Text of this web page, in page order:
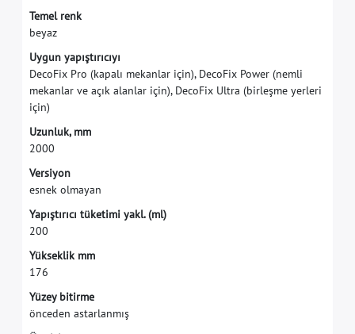
Temel renk
beyaz
Uygun yapıştırıcıyı
DecoFix Pro (kapalı mekanlar için), DecoFix Power (nemli
mekanlar ve açık alanlar için), DecoFix Ultra (birleşme yerleri
için)
Uzunluk, mm
2000
Versiyon
esnek olmayan
Yapıştırıcı tüketimi yakl. (ml)
200
Yükseklik mm
176
Yüzey bitirme
önceden astarlanmış